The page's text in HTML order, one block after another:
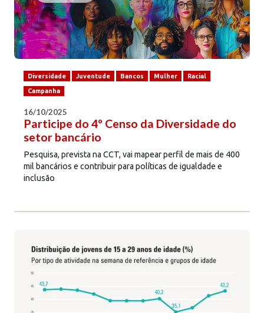
Diversidade Juventude Bancos Mulher Racial
Campanha
16/10/2025
Participe do 4º Censo da Diversidade do
setor bancário
Pesquisa, prevista na CCT, vai mapear perfil de mais de 400
mil bancários e contribuir para políticas de igualdade e
inclusão